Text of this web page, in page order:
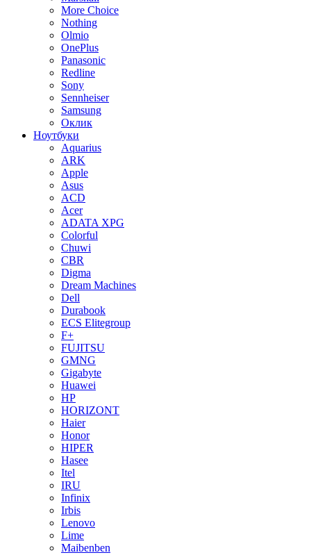
More Choice
Nothing
Olmio
OnePlus
Panasonic
Redline
Sony
Sennheiser
Samsung
Оклик
Ноутбуки
Aquarius
ARK
Apple
Asus
ACD
Acer
ADATA XPG
Colorful
Chuwi
CBR
Digma
Dream Machines
Dell
Durabook
ECS Elitegroup
F+
FUJITSU
GMNG
Gigabyte
Huawei
HP
HORIZONT
Haier
Honor
HIPER
Hasee
Itel
IRU
Infinix
Irbis
Lenovo
Lime
Maibenben